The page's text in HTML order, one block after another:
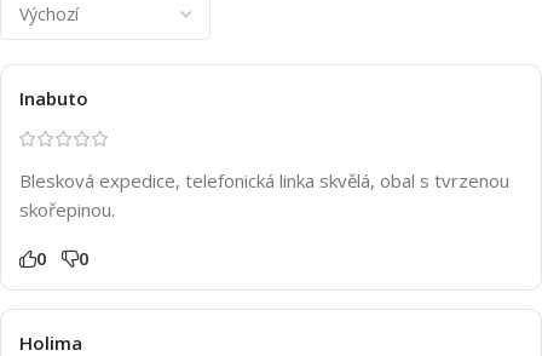
Inabuto
Blesková expedice, telefonická linka skvělá, obal s tvrzenou
skořepinou.
0 0
Holima